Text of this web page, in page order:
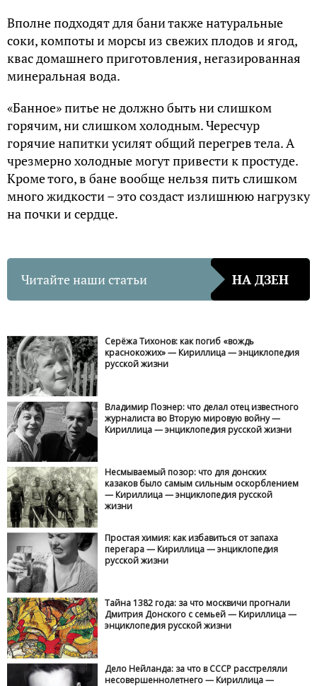
Вполне подходят для бани также натуральные
соки, компоты и морсы из свежих плодов и ягод,
квас домашнего приготовления, негазированная
минеральная вода.
«Банное» питье не должно быть ни слишком
горячим, ни слишком холодным. Чересчур
горячие напитки усилят общий перегрев тела. А
чрезмерно холодные могут привести к простуде.
Кроме того, в бане вообще нельзя пить слишком
много жидкости – это создаст излишнюю нагрузку
на почки и сердце.
Читайте наши статьи НА ДЗЕН
Серёжа Тихонов: как погиб «вождь
краснокожих» — Кириллица — энциклопедия
русской жизни
Владимир Познер: что делал отец известного
журналиста во Вторую мировую войну —
Кириллица — энциклопедия русской жизни
Несмываемый позор: что для донских
казаков было самым сильным оскорблением
— Кириллица — энциклопедия русской
жизни
Простая химия: как избавиться от запаха
перегара — Кириллица — энциклопедия
русской жизни
Тайна 1382 года: за что москвичи прогнали
Дмитрия Донского с семьей — Кириллица —
энциклопедия русской жизни
Дело Нейланда: за что в СССР расстреляли
несовершеннолетнего — Кириллица —